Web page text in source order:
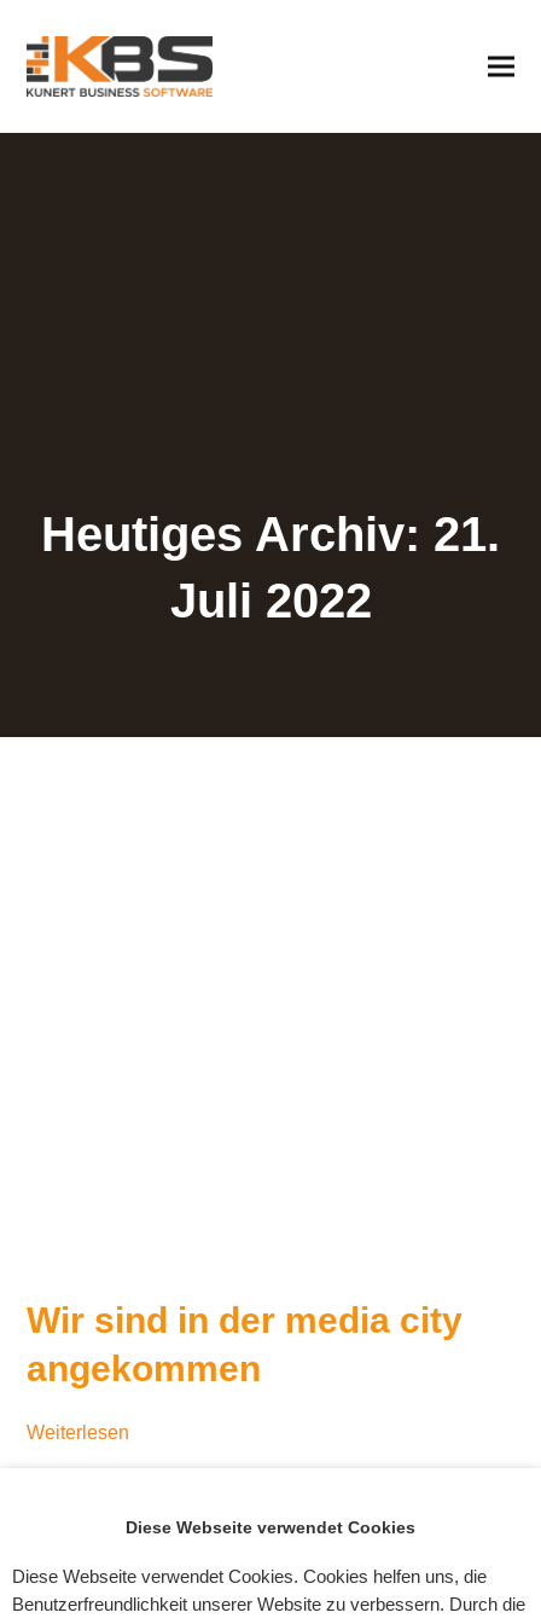
Heutiges Archiv: 21.
Juli 2022
Wir sind in der media city
angekommen
Weiterlesen
Diese Webseite verwendet Cookies
Diese Webseite verwendet Cookies. Cookies helfen uns, die
Benutzerfreundlichkeit unserer Website zu verbessern. Durch die